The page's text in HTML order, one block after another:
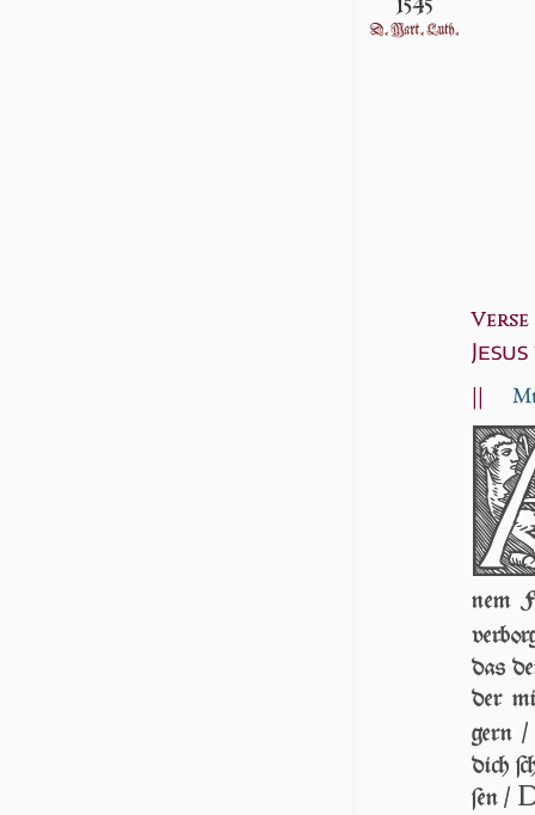
Verse
||
nem
das
der
gern /
dich
ſen /